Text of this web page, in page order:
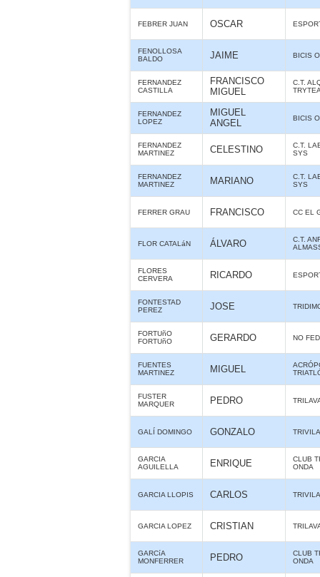
FEBRER JUAN OSCAR
FENOLLOSA
BALDO
JAIME BICIS
FERNANDEZ
CASTILLA
FRANCISCO
MIGUEL
C.T.
FERNANDEZ
LOPEZ
MIGUEL
ANGEL
BICIS
FERNANDEZ
MARTINEZ
CELESTINO
C.T.
SYS
FERNANDEZ
MARTINEZ
MARIANO
C.T.
SYS
FERRER GRAU FRANCISCO CC EL
FLOR CATALáN ÁLVARO
C.T.
FLORES
CERVERA
RICARDO
FONTESTAD
PEREZ
JOSE
FORTUñO
FORTUñO
GERARDO NO
FUENTES
MARTINEZ
MIGUEL
FUSTER
MARQUER
PEDRO
GALÍ DOMINGO GONZALO TRIVILA
GARCIA
AGUILELLA
ENRIQUE
CLUB
ONDA
GARCIA LLOPIS CARLOS TRIVILA
GARCIA LOPEZ CRISTIAN
GARCíA
MONFERRER
PEDRO
CLUB
ONDA